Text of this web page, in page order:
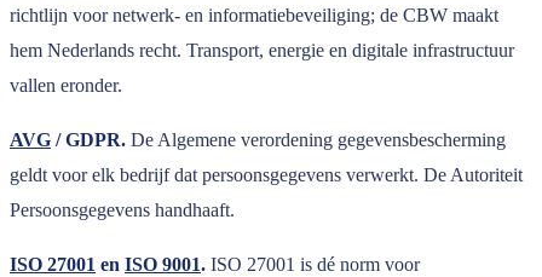
richtlijn voor netwerk- en informatiebeveiliging; de CBW maakt
hem Nederlands recht. Transport, energie en digitale infrastructuur
vallen eronder.
AVG / GDPR. De Algemene verordening gegevensbescherming
geldt voor elk bedrijf dat persoonsgegevens verwerkt. De Autoriteit
Persoonsgegevens handhaaft.
ISO 27001 en ISO 9001. ISO 27001 is dé norm voor